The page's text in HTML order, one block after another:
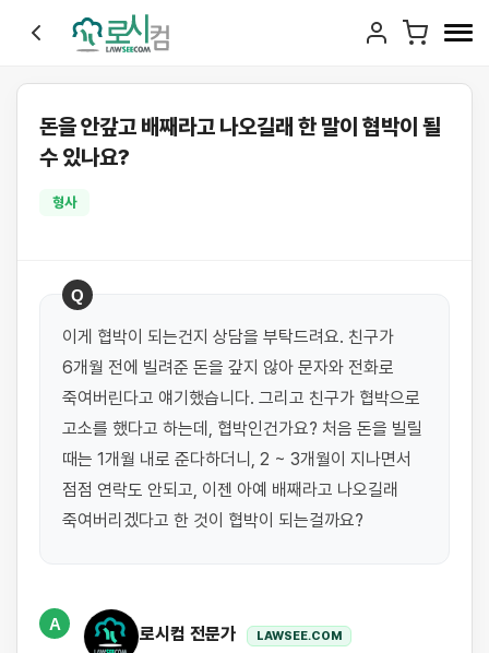
돈을 안갚고 배째라고 나오길래 한 말이 협박이 될
수 있나요?
형사
Q
이게 협박이 되는건지 상담을 부탁드려요. 친구가
6개월 전에 빌려준 돈을 갚지 않아 문자와 전화로
죽여버린다고 얘기했습니다. 그리고 친구가 협박으로
고소를 했다고 하는데, 협박인건가요? 처음 돈을 빌릴
때는 1개월 내로 준다하더니, 2 ~ 3개월이 지나면서
점점 연락도 안되고, 이젠 아예 배째라고 나오길래
죽여버리겠다고 한 것이 협박이 되는걸까요?
A
로시컴 전문가 LAWSEE.COM